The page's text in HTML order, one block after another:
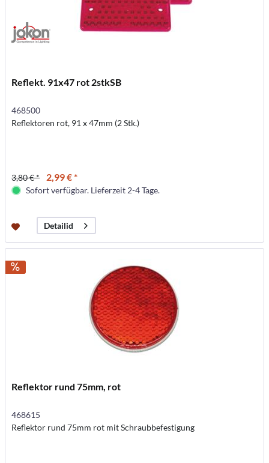
Reflekt. 91x47 rot 2stkSB
468500
Reflektoren rot, 91 x 47mm (2 Stk.)
3,80 € * 2,99 € *
Sofort verfügbar. Lieferzeit 2-4 Tage.
Detailid
Reflektor rund 75mm, rot
468615
Reflektor rund 75mm rot mit Schraubbefestigung